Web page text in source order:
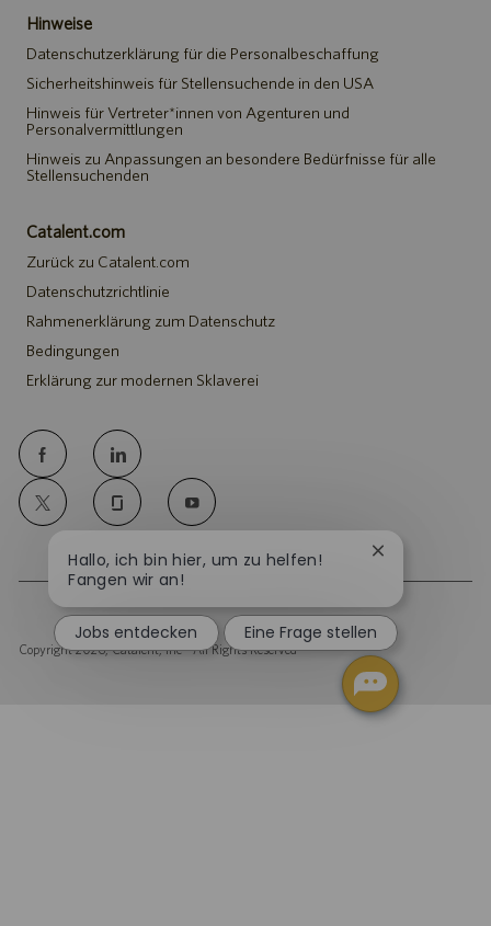
Hinweise
Datenschutzerklärung für die Personalbeschaffung
Sicherheitshinweis für Stellensuchende in den USA
Hinweis für Vertreter*innen von Agenturen und
Personalvermittlungen
Hinweis zu Anpassungen an besondere Bedürfnisse für alle
Stellensuchenden
Catalent.com
Zurück zu Catalent.com
Datenschutzrichtlinie
Rahmenerklärung zum Datenschutz
Bedingungen
Erklärung zur modernen Sklaverei
follow
us
Copyright 2026, Catalent, Inc - All Rights Reserved
Hallo, ich bin hier, um zu helfen!
Fangen wir an!
Chatbot-
schließen
Jobs entdecken
Eine Frage stellen